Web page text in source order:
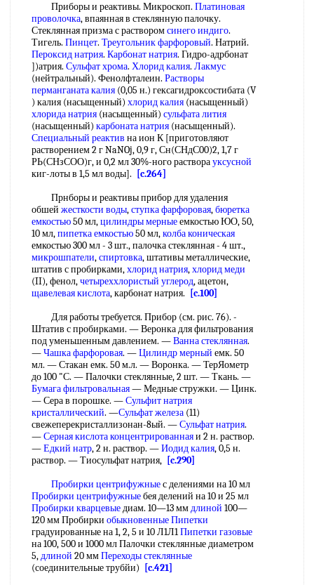
Приборы и реактивы. Микроскоп. Платиновая
проволочка, впаянная в стеклянную палочку.
Стеклянная призма с растворомсинего индиго.
Тигель. Пинцет. Треугольник фарфоровый. Натрий.
Пероксид натрия. Карбонат натрия. Гидро-адрбонат
])атрия. Сульфат хрома. Хлорид калия. Лакмус
(нейтральный). Фенолфталеин. Растворы
перманганата калия (0,05 н.) гексагидроксостибата (V
) калия (насыщенный) хлорид калия (насыщенный)
хлорида натрия (насыщенный) сульфата лития
(насыщенный) карбоната натрия (насыщенный).
Специальный реактив на ион К [приготовляют
растворением 2 г NaNOj, 0,9 г, Сн(СНдС00)2, 1,7 г
РЬ(СНзСОО)г, и 0,2 мл 30%-ного растворауксусной
киг-лоты в 1,5 мл воды].
[c.264]
Прнборы и реактивы прибор для удаления
обшей жесткости воды,ступка фарфоровая,бюретка
емкостью50 мл,цилиндры мерныеемкостью ЮО, 50,
10 мл,пипетка емкостью50 мл,колба коническая
емкостью 300 мл - 3 шт., палочка стеклянная - 4 шт.,
микрошпатели,спиртовка, штативы металлические,
штатив с пробирками,хлорид натрия,хлорид меди
(II), фенол,четыреххлористый углерод, ацетон,
щавелевая кислота, карбонат натрия.
[c.100]
Для работы требуется. Прибор (см. рис. 76). -
Штатив с пробирками. — Веронка для фильтрования
под уменьшенным давлением. —Ванна стеклянная.
—Чашка фарфоровая. —Цилиндр мерный емк. 50
мл. — Стакан емк. 50 м.л. — Воронка. — ТерЯометр
до 100 "С. — Палочки стеклянные, 2 шт. — Ткань. —
Бумага фильтровальная— Медные стружки. — Цинк.
— Сера в порошке. —Сульфит натрия
кристаллический. —Сульфат железа (11)
свежеперекристаллизонан-8ый. —Сульфат натрия.
—Серная кислота концентрированнаяи 2 н. раствор.
—Едкий натр, 2 н. раствор. —Иодид калия, 0,5 н.
раствор. — Тиосульфат натрия, [c.290]
Пробирки центрифужныес делениями на 10 мл
Пробирки центрифужныебея делений на 10 и 25 мл
Пробирки кварцевыедиам. 10—13 ммдлиной 100—
120 мм Пробирки обыкновенные Пипетки
градуированные на 1, 2, 5 и 10 Л1Л1Пипетки газовые
на 100, 500 и 1000 мл Палочки стеклянные диаметром
5,длиной 20 ммПереходы стеклянные
(соединительные трубйи)
[c.421]